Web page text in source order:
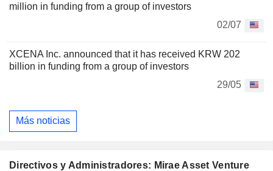
million in funding from a group of investors
02/07
XCENA Inc. announced that it has received KRW 202
billion in funding from a group of investors
29/05
Más noticias
Directivos y Administradores: Mirae Asset Venture